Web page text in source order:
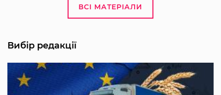
ВСІ МАТЕРІАЛИ
Вибір редакції